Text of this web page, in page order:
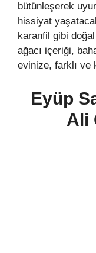
bütünleşerek
hissiyat
karanfil gibi
ağacı içeriği,
evinize, farklı ve
Eyüp
Ali